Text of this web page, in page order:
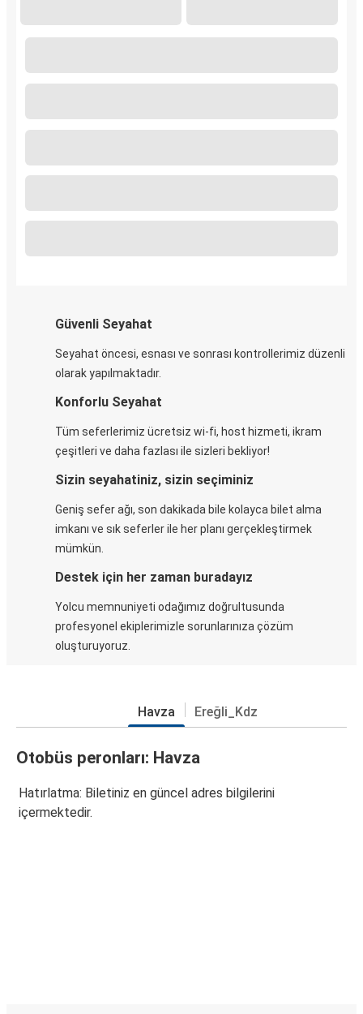
Güvenli Seyahat
Seyahat öncesi, esnası ve sonrası kontrollerimiz düzenli
olarak yapılmaktadır.
Konforlu Seyahat
Tüm seferlerimiz ücretsiz wi-fi, host hizmeti, ikram
çeşitleri ve daha fazlası ile sizleri bekliyor!
Sizin seyahatiniz, sizin seçiminiz
Geniş sefer ağı, son dakikada bile kolayca bilet alma
imkanı ve sık seferler ile her planı gerçekleştirmek
mümkün.
Destek için her zaman buradayız
Yolcu memnuniyeti odağımız doğrultusunda
profesyonel ekiplerimizle sorunlarınıza çözüm
oluşturuyoruz.
Havza Ereğli_Kdz
Otobüs peronları: Havza
Hatırlatma: Biletiniz en güncel adres bilgilerini
içermektedir.